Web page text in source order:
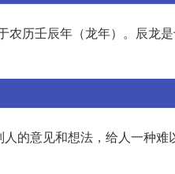
历壬辰年（龙年）。辰龙
的意见和想法，给人一种难